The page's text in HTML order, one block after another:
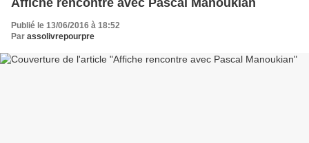
Affiche rencontre avec Pascal Manoukian
Publié le 13/06/2016 à 18:52
Par assolivrepourpre